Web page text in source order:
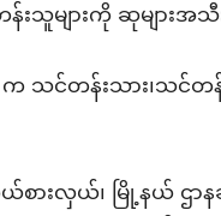
သူများကို ဆုများအသီ
က သင်တန်းသား၊သင်တ
လှယ်၊ မြို့နယ် ဌာနဆိုင်